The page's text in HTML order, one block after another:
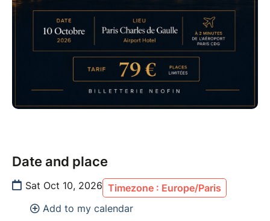
Date and place
Sat Oct 10, 2026 Timezone : Europe/Paris
Add to my calendar